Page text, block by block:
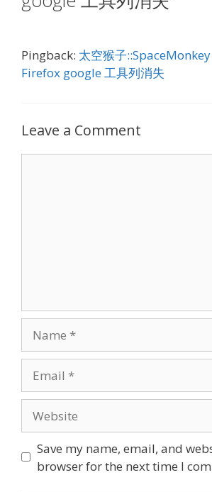
Pingback: 太空猴子
Firefox google 工具列消失
Leave a Comment
Save my name, email, and
browser for the next time I